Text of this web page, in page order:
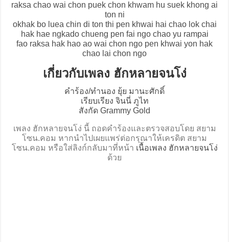
raksa chao wai chon puek chon khwam hu suek khong ai
ton ni
okhak bo luea chin di ton thi pen khwai hai chao lok chai
hak hae ngkado chueng pen fai ngo chao yu rampai
fao raksa hak hao ao wai chon ngo pen khwai yon hak
chao lai chon ngo
เกี่ยวกับเพลง ฮักหลายจนโง่
คำร้อง/ทำนอง ยุ้ย มานะศักดิ์
เรียบเรียง จินนี่ ภูไท
สังกัด Grammy Gold
เพลง ฮักหลายจนโง่ นี้ ถอดคำร้องและตรวจสอบโดย สยาม
โซน.คอม หากนำไปเผยแพร่ต่อกรุณาให้เครดิต สยาม
โซน.คอม หรือใส่ลิงก์กลับมาที่หน้า เนื้อเพลง ฮักหลายจนโง่
ด้วย